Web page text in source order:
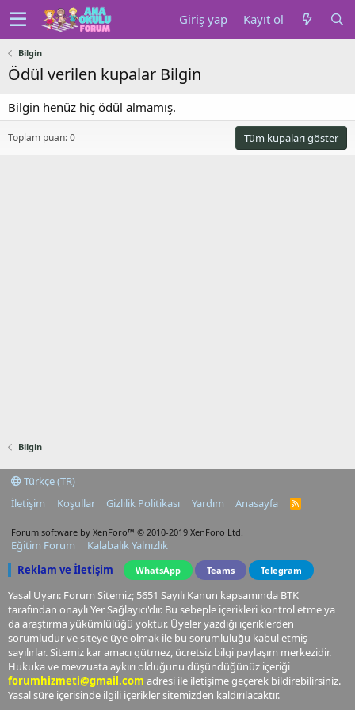
Giriş yap Kayıt ol
Bilgin
Ödül verilen kupalar Bilgin
Bilgin henüz hiç ödül almamış.
Toplam puan: 0 Tüm kupaları göster
Bilgin
Türkçe (TR)
İletişim
Koşullar Gizlilik Politikası Yardım Anasayfa
R
Forum software by XenForo™ © 2010-2019 XenForo Ltd.
Eğitim Forum
Kalabalık Yalnızlık
Reklam ve İletişim
WhatsApp Teams Telegram
Yasal Uyarı: Forum Sitemiz; 5651 Sayılı Kanun kapsamında BTK
tarafından onaylı Yer Sağlayıcı'dır. Bu sebeple içerikleri kontrol etme ya
da araştırma yükümlülüğü yoktur. Üyeler yazdığı içeriklerden
sorumludur ve siteye üye olmak ile bu sorumluluğu kabul etmiş
sayılırlar. Sitemiz kar amacı gütmez, ücretsiz bilgi paylaşım merkezidir.
Hukuka ve mevzuata aykırı olduğunu düşündüğünüz içeriği
forumhizmeti@gmail.com adresi ile iletişime geçerek bildirebilirsiniz.
Yasal süre içerisinde ilgili içerikler sitemizden kaldırılacaktır.